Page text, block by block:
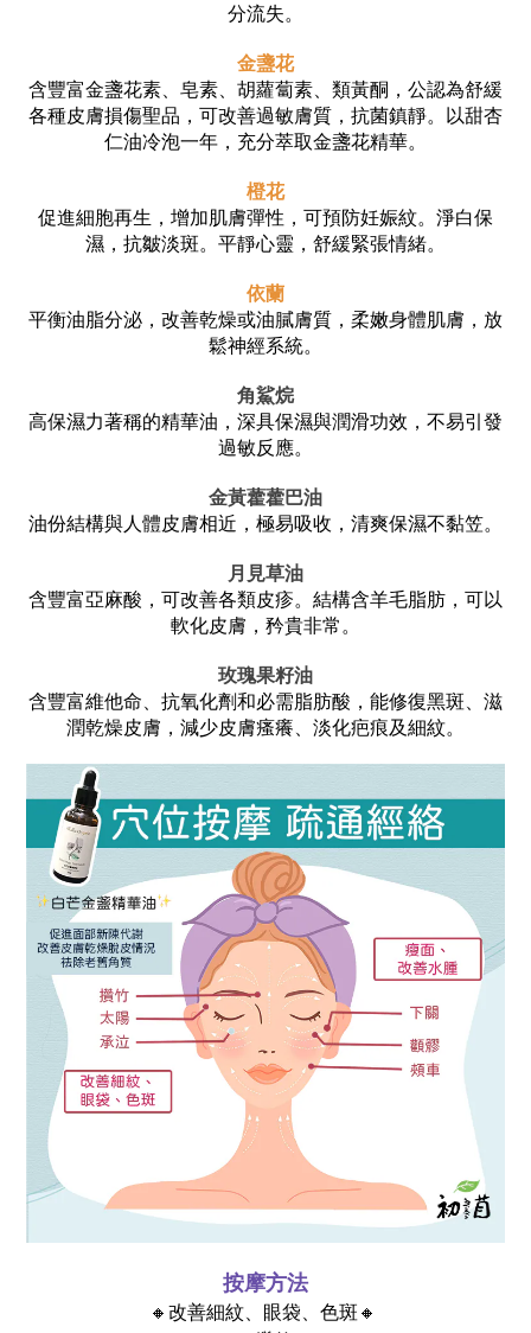
分流失。
金盞花
含豐富金盞花素、皂素、胡蘿蔔素、類黃酮，公認為舒緩
各種皮膚損傷聖品，可改善過敏膚質，抗菌鎮靜。以甜杏
仁油冷泡一年，充分萃取金盞花精華。
橙花
促進細胞再生，增加肌膚彈性，可預防妊娠紋。淨白保
濕，抗皺淡斑。平靜心靈，舒緩緊張情緒。
依蘭
平衡油脂分泌，改善乾燥或油膩膚質，柔嫩身體肌膚，放
鬆神經系統。
角鯊烷
高保濕力著稱的精華油，深具保濕與潤滑功效，不易引發
過敏反應。
金黃藿藿巴油
油份結構與人體皮膚相近，極易吸收，清爽保濕不黏笠。
月見草油
含豐富亞麻酸，可改善各類皮疹。結構含羊毛脂肪，可以
軟化皮膚，矜貴非常。
玫瑰果籽油
含豐富維他命、抗氧化劑和必需脂肪酸，能修復黑斑、滋
潤乾燥皮膚，減少皮膚瘙癢、淡化疤痕及細紋。
按摩方法
🔸改善細紋、眼袋、色斑🔸